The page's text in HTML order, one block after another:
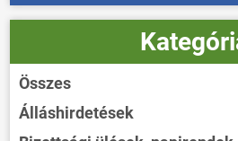
Összes
Álláshirdetések